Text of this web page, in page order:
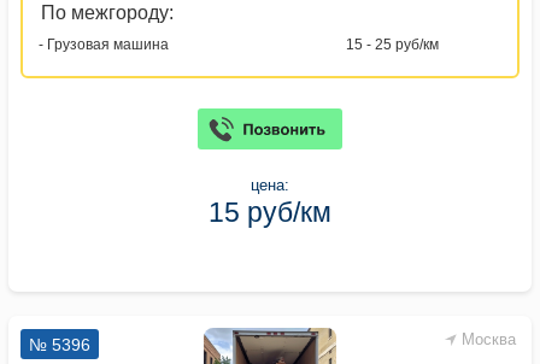
По межгороду:
- Грузовая машина 15 - 25 руб/км
цена:
15 руб/км
Москва
№ 5396